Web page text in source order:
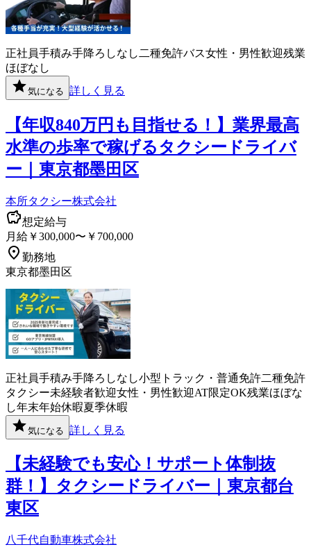
正社員手積み手降ろしなし 二種免許バス女性・男性歓迎残業
ほぼなし
気になる 詳しく見る
【年収840万円も目指せる！】業界最高
水準の歩率で稼げるタクシードライバ
ー｜東京都墨田区
本所タクシー株式会社
想定給与
月給￥300,000〜￥700,000
勤務地
東京都墨田区
正社員手積み手降ろしなし小型トラック・普通免許二種免許
タクシー未経験者歓迎女性・男性歓迎AT限定OK残業ほぼな
し年末年始休暇夏季休暇
気になる 詳しく見る
【未経験でも安心！サポート体制抜
群！】タクシードライバー｜東京都台
東区
八千代自動車株式会社